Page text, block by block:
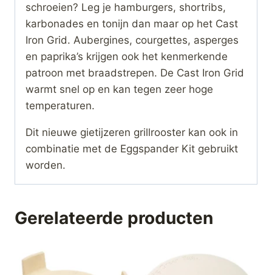
schroeien? Leg je hamburgers, shortribs,
karbonades en tonijn dan maar op het Cast
Iron Grid. Aubergines, courgettes, asperges
en paprika’s krijgen ook het kenmerkende
patroon met braadstrepen. De Cast Iron Grid
warmt snel op en kan tegen zeer hoge
temperaturen.
Dit nieuwe gietijzeren grillrooster kan ook in
combinatie met de Eggspander Kit gebruikt
worden.
Gerelateerde producten